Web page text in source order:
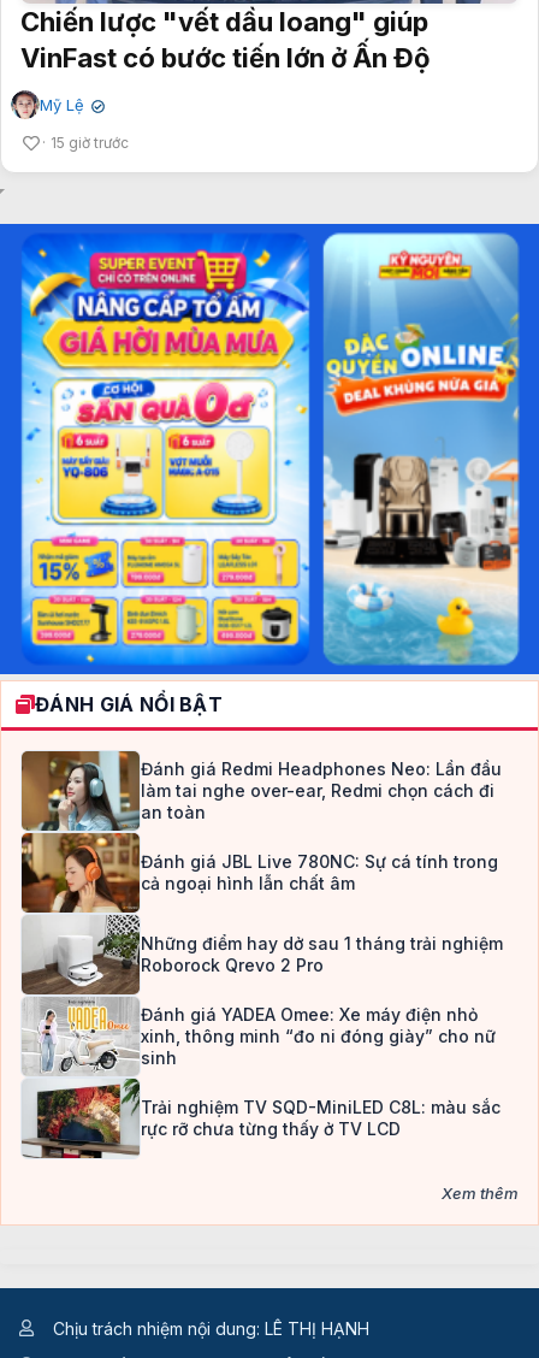
Chiến lược "vết dầu loang" giúp
VinFast có bước tiến lớn ở Ấn Độ
Mỹ Lệ ✔
15 giờ trước
ĐÁNH GIÁ NỔI BẬT
Đánh giá Redmi Headphones Neo: Lần đầu
làm tai nghe over-ear, Redmi chọn cách đi
an toàn
Đánh giá JBL Live 780NC: Sự cá tính trong
cả ngoại hình lẫn chất âm
Những điểm hay dở sau 1 tháng trải nghiệm
Roborock Qrevo 2 Pro
Đánh giá YADEA Omee: Xe máy điện nhỏ
xinh, thông minh “đo ni đóng giày” cho nữ
sinh
Trải nghiệm TV SQD-MiniLED C8L: màu sắc
rực rỡ chưa từng thấy ở TV LCD
Xem thêm
Chịu trách nhiệm nội dung: LÊ THỊ HẠNH